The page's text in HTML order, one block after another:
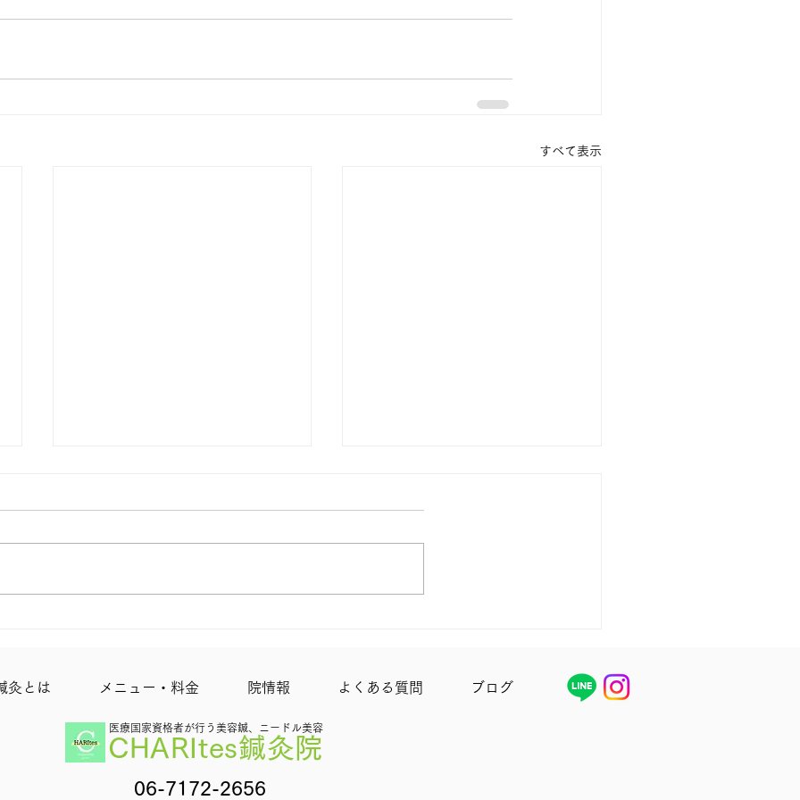
すべて表示
灸とは メニュー・料金 院情報 よくある質問 ブログ
医療国家資格者が行う美容鍼、ニードル美容
CHARItes鍼灸院
06-7172-2656